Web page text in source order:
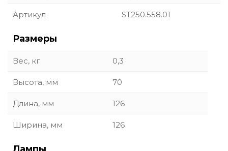
Артикул ST250.558.01
Размеры
Вес, кг 0,3
Высота, мм 70
Длина, мм 126
Ширина, мм 126